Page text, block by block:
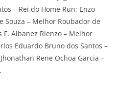
– Rei do Home Run; Enzo
Souza – Melhor Roubador de
F. Albanez Rienzo – Melhor
Eduardo Bruno dos Santos –
Rene Ochoa Garcia –